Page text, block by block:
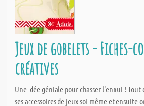
Jeux de gobelets - Fiches-
créatives
Une idée géniale pour chasser l'ennui !
ses accessoires de jeux soi-même et ensuite